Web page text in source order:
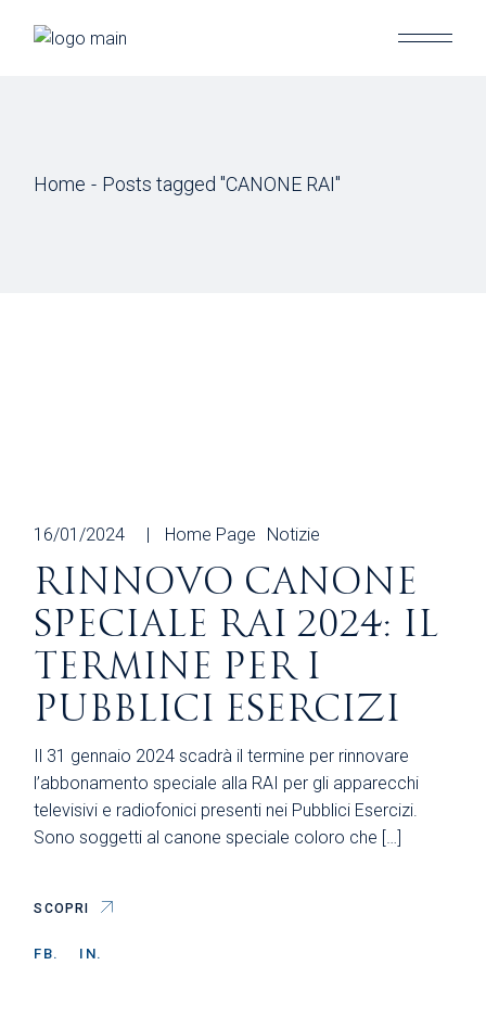
Home Posts tagged "CANONE RAI"
16/01/2024 Home Page Notizie
RINNOVO CANONE
SPECIALE RAI 2024: IL
TERMINE PER I
PUBBLICI ESERCIZI
Il 31 gennaio 2024 scadrà il termine per rinnovare
l’abbonamento speciale alla RAI per gli apparecchi
televisivi e radiofonici presenti nei Pubblici Esercizi.
Sono soggetti al canone speciale coloro che […]
SCOPRI
FB. IN.